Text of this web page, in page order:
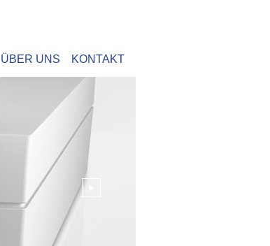
ÜBER UNS KONTAKT